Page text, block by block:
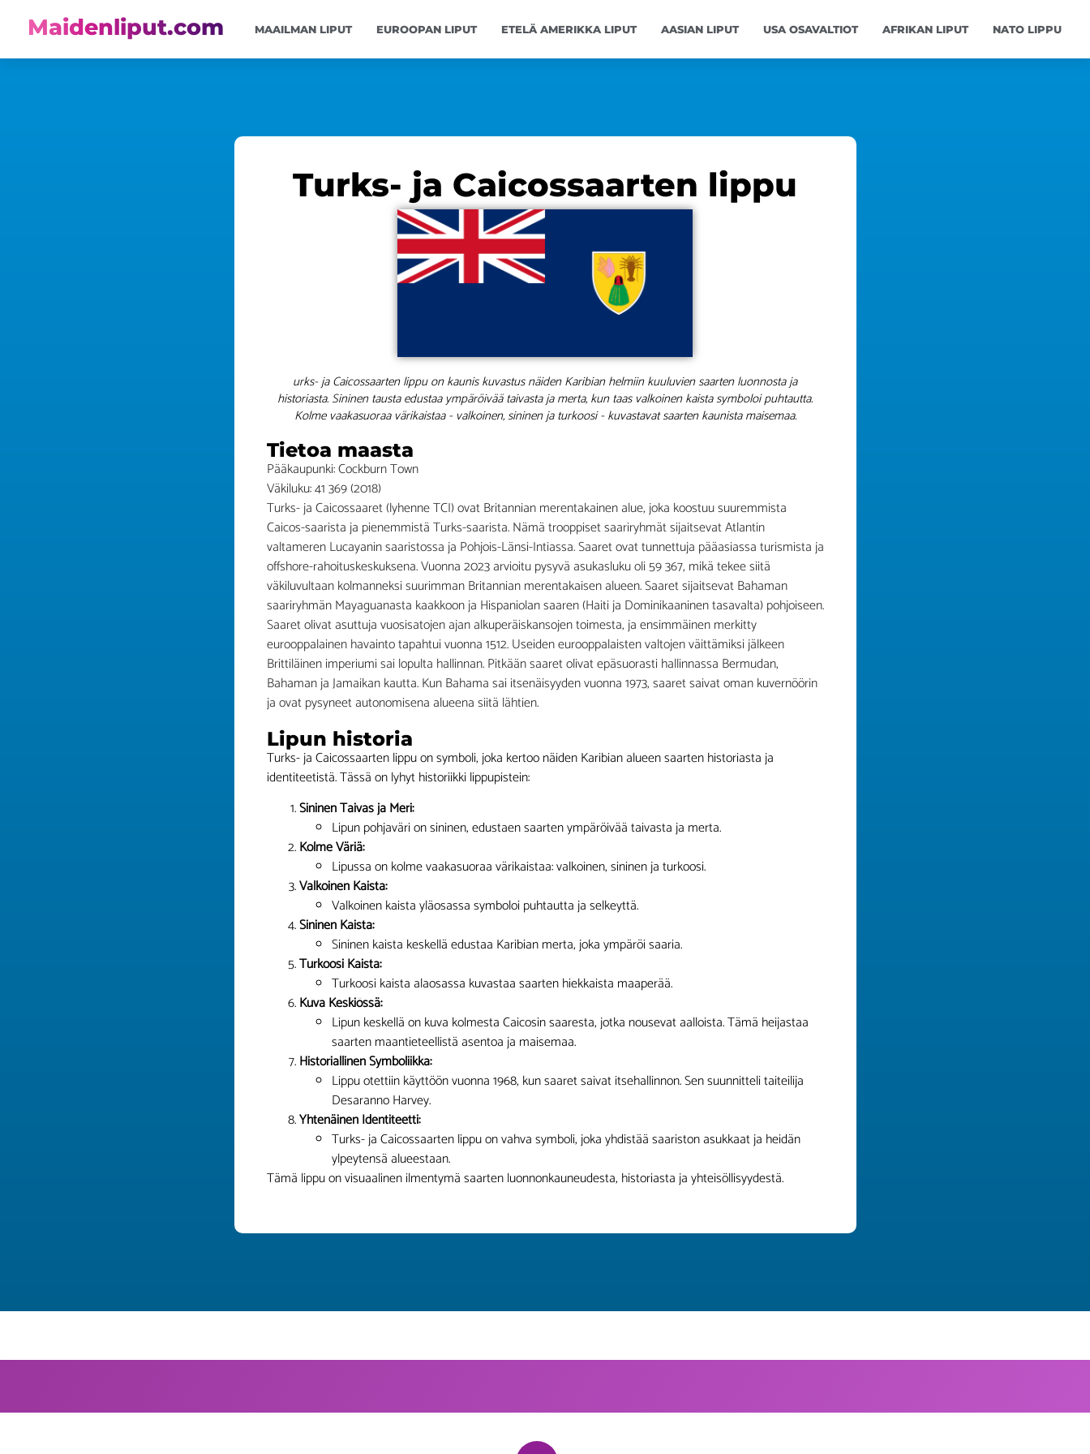
Maidenliput.com MAAILMAN LIPUT EUROOPAN LIPUT ETELÄ AMERIKKA LIPUT AASIAN LIPUT USA OSAVALTIOT AFRIKAN LIPUT NATO LIPPU
Turks- ja Caicossaarten lippu
urks- ja Caicossaarten lippu on kaunis kuvastus näiden Karibian helmiin kuuluvien saarten luonnosta ja
historiasta. Sininen tausta edustaa ympäröivää taivasta ja merta, kun taas valkoinen kaista symboloi puhtautta.
Kolme vaakasuoraa värikaistaa - valkoinen, sininen ja turkoosi - kuvastavat saarten kaunista maisemaa.
Tietoa maasta
Pääkaupunki: Cockburn Town
Väkiluku: 41 369 (2018)
Turks- ja Caicossaaret (lyhenne TCI) ovat Britannian merentakainen alue, joka koostuu suuremmista
Caicos-saarista ja pienemmistä Turks-saarista. Nämä trooppiset saariryhmät sijaitsevat Atlantin
valtameren Lucayanin saaristossa ja Pohjois-Länsi-Intiassa. Saaret ovat tunnettuja pääasiassa turismista ja
offshore-rahoituskeskuksena. Vuonna 2023 arvioitu pysyvä asukasluku oli 59 367, mikä tekee siitä
väkiluvultaan kolmanneksi suurimman Britannian merentakaisen alueen. Saaret sijaitsevat Bahaman
saariryhmän Mayaguanasta kaakkoon ja Hispaniolan saaren (Haiti ja Dominikaaninen tasavalta) pohjoiseen.
Saaret olivat asuttuja vuosisatojen ajan alkuperäiskansojen toimesta, ja ensimmäinen merkitty
eurooppalainen havainto tapahtui vuonna 1512. Useiden eurooppalaisten valtojen väittämiksi jälkeen
Brittiläinen imperiumi sai lopulta hallinnan. Pitkään saaret olivat epäsuorasti hallinnassa Bermudan,
Bahaman ja Jamaikan kautta. Kun Bahama sai itsenäisyyden vuonna 1973, saaret saivat oman kuvernöörin
ja ovat pysyneet autonomisena alueena siitä lähtien.
Lipun historia
Turks- ja Caicossaarten lippu on symboli, joka kertoo näiden Karibian alueen saarten historiasta ja
identiteetistä. Tässä on lyhyt historiikki lippupistein:
Sininen Taivas ja Meri:
Lipun pohjaväri on sininen, edustaen saarten ympäröivää taivasta ja merta.
Kolme Väriä:
Lipussa on kolme vaakasuoraa värikaistaa: valkoinen, sininen ja turkoosi.
Valkoinen Kaista:
Valkoinen kaista yläosassa symboloi puhtautta ja selkeyttä.
Sininen Kaista:
Sininen kaista keskellä edustaa Karibian merta, joka ympäröi saaria.
Turkoosi Kaista:
Turkoosi kaista alaosassa kuvastaa saarten hiekkaista maaperää.
Kuva Keskiössä:
Lipun keskellä on kuva kolmesta Caicosin saaresta, jotka nousevat aalloista. Tämä heijastaa
saarten maantieteellistä asentoa ja maisemaa.
Historiallinen Symboliikka:
Lippu otettiin käyttöön vuonna 1968, kun saaret saivat itsehallinnon. Sen suunnitteli taiteilija
Desaranno Harvey.
Yhtenäinen Identiteetti:
Turks- ja Caicossaarten lippu on vahva symboli, joka yhdistää saariston asukkaat ja heidän
ylpeytensä alueestaan.
Tämä lippu on visuaalinen ilmentymä saarten luonnonkauneudesta, historiasta ja yhteisöllisyydestä.